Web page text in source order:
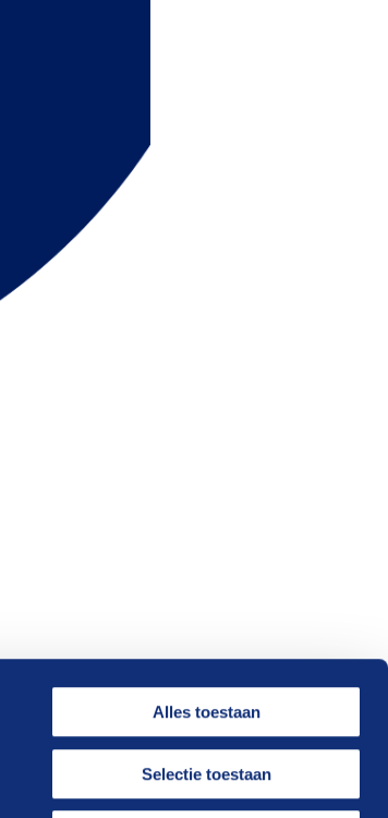
Alles toestaan
Selectie toestaan